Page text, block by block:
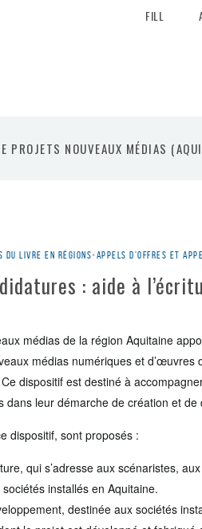
FILL
PROJETS NOUVEAUX MÉDIAS
du livre en régions•Appels d'offres et
: aide à
médias de la région Aquitaine
médias numériques et
dispositif est destiné à
dans leur démarche de création et de
dispositif, sont proposés :
qui s’adresse aux scénaristes,
sociétés installés en Aquitaine.
destinée aux sociétés